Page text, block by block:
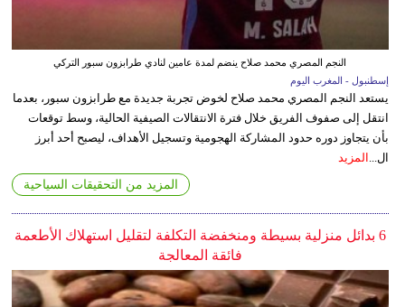
النجم المصري محمد صلاح ينضم لمدة عامين لنادي طرابزون سبور التركي
إسطنبول - المغرب اليوم
يستعد النجم المصري محمد صلاح لخوض تجربة جديدة مع طرابزون سبور، بعدما
انتقل إلى صفوف الفريق خلال فترة الانتقالات الصيفية الحالية، وسط توقعات
بأن يتجاوز دوره حدود المشاركة الهجومية وتسجيل الأهداف، ليصبح أحد أبرز
ال... المزيد
المزيد من التحقيقات السياحية
6 بدائل منزلية بسيطة ومنخفضة التكلفة لتقليل استهلاك الأطعمة
فائقة المعالجة